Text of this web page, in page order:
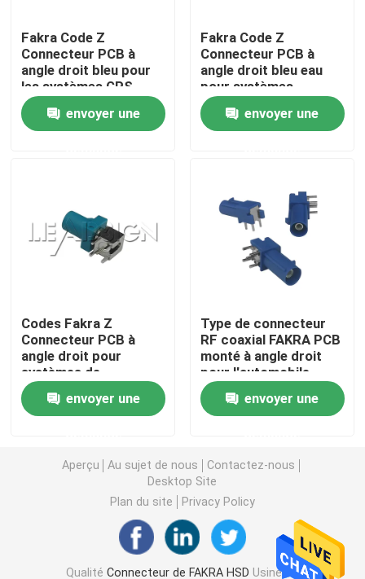
Nous contacter
Demander un devis
Connecteur de carte PCB de FAKRA
Mini connecteurs de FAKRA
Câble d'extension de FAKRA
Câble coaxial de liaison de FAKRA
Adaptateur d'antenne de FAKRA
Câble de HSD LVDS
Fakra Code Z
Connecteur PCB à
angle droit bleu pour
les systèmes GPS
embarqués
envoyer une
Fakra Code Z
Connecteur PCB à
angle droit bleu eau
pour systèmes
d'infotainment
envoyer une
Codes Fakra Z
Connecteur PCB à
angle droit pour
systèmes de
communication
embarquésenvoyer une
Type de connecteur
RF coaxial FAKRA PCB
monté à angle droit
pour l'automobile
envoyer une
Aperçu Au sujet de nous
Contactez-nous
Desktop Site
Plan du site
Privacy Policy
Qualité Connecteur de FAKRA HSD Usine De